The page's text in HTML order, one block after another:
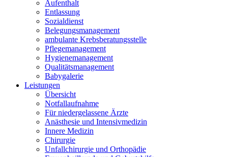
Aufenthalt
Entlassung
Sozialdienst
Belegungsmanagement
ambulante Krebsberatungsstelle
Pflegemanagement
Hygienemanagement
Qualitätsmanagement
Babygalerie
Leistungen
Übersicht
Notfallaufnahme
Für niedergelassene Ärzte
Anästhesie und Intensivmedizin
Innere Medizin
Chirurgie
Unfallchirurgie und Orthopädie